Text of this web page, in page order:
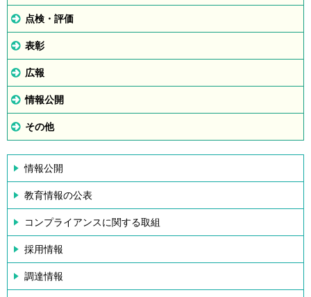
点検・評価
表彰
広報
情報公開
その他
情報公開
教育情報の公表
コンプライアンスに関する取組
採用情報
調達情報